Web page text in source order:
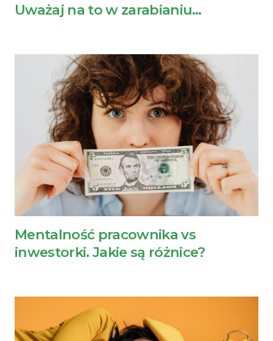
Uważaj na to w zarabianiu…
Mentalność pracownika vs
inwestorki. Jakie są różnice?